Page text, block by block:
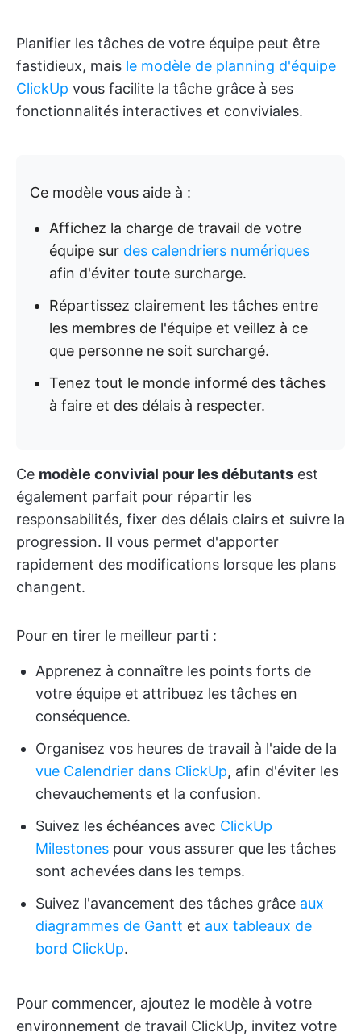
Planifier les tâches de votre équipe peut être
fastidieux, mais le modèle de planning d'équipe
ClickUp vous facilite la tâche grâce à ses
fonctionnalités interactives et conviviales.
Ce modèle vous aide à :
Affichez la charge de travail de votre
équipe sur des calendriers numériques
afin d'éviter toute surcharge.
Répartissez clairement les tâches entre
les membres de l'équipe et veillez à ce
que personne ne soit surchargé.
Tenez tout le monde informé des tâches
à faire et des délais à respecter.
Ce modèle convivial pour les débutants est
également parfait pour répartir les
responsabilités, fixer des délais clairs et suivre la
progression. Il vous permet d'apporter
rapidement des modifications lorsque les plans
changent.
Pour en tirer le meilleur parti :
Apprenez à connaître les points forts de
votre équipe et attribuez les tâches en
conséquence.
Organisez vos heures de travail à l'aide de la
vue Calendrier dans ClickUp, afin d'éviter les
chevauchements et la confusion.
Suivez les échéances avec ClickUp
Milestones pour vous assurer que les tâches
sont achevées dans les temps.
Suivez l'avancement des tâches grâce aux
diagrammes de Gantt et aux tableaux de
bord ClickUp.
Pour commencer, ajoutez le modèle à votre
environnement de travail ClickUp, invitez votre